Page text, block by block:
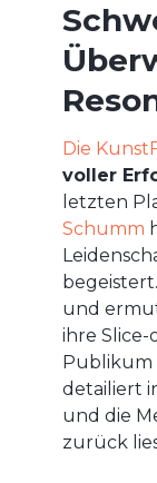
Die
voller
letzten
Schumm
und
ihre Slice-
Publikum
detailiert
und die
zurück